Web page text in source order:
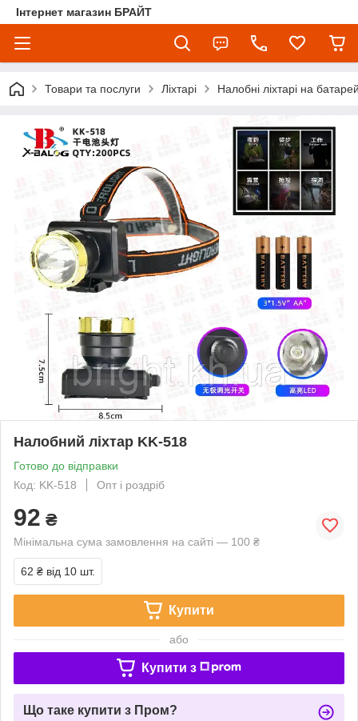
Інтернет магазин БРАЙТ
Товари та послуги Ліхтарі Налобні ліхтарі на
Налобний ліхтар KK-518
Готово до відправки
Код: KK-518
Опт і роздріб
92 ₴
Мінімальна сума замовлення на сайті — 100 ₴
62 ₴ від 10 шт.
Купити
або
Купити з
Що таке купити з Пром?